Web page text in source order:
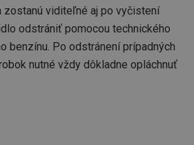
viditeľné aj po vyčistení
odstrániť pomocou technického
benzínu. Po odstránení prípadných
nutné vždy dôkladne opláchnuť
Twitter Inc.
.smartadserver.com
sekunda